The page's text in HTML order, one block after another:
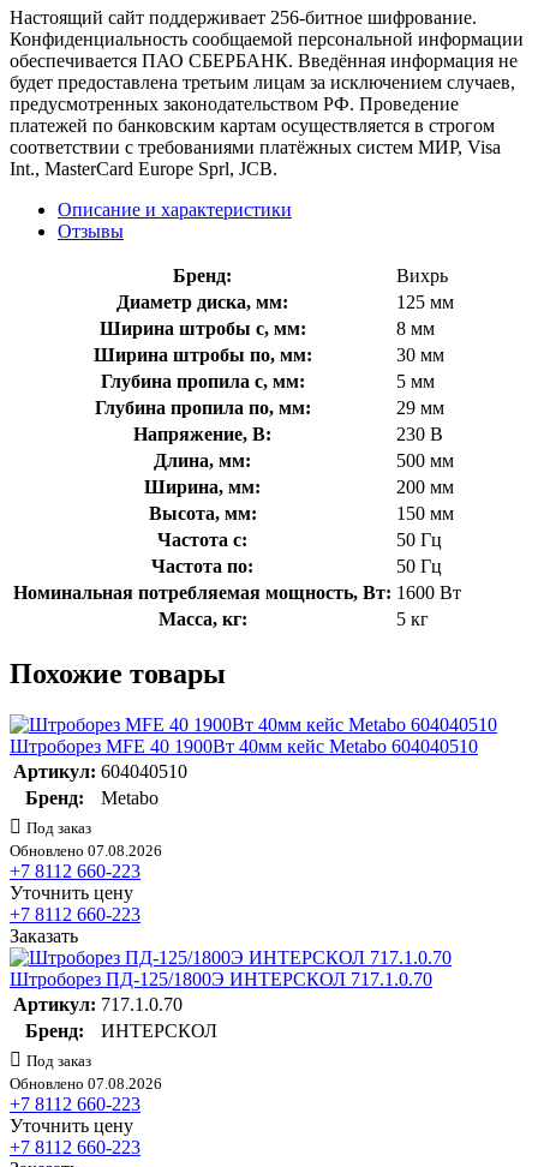
Настоящий сайт поддерживает 256-битное шифрование.
Конфиденциальность сообщаемой персональной информации
обеспечивается ПАО СБЕРБАНК. Введённая информация не
будет предоставлена третьим лицам за исключением случаев,
предусмотренных законодательством РФ. Проведение
платежей по банковским картам осуществляется в строгом
соответствии с требованиями платёжных систем МИР, Visa
Int., MasterCard Europe Sprl, JCB.
Описание и характеристики
Отзывы
Бренд:
Вихрь
Диаметр диска, мм:
125 мм
Ширина штробы с, мм:
8 мм
Ширина штробы по, мм:
30 мм
Глубина пропила с, мм:
5 мм
Глубина пропила по, мм:
29 мм
Напряжение, В:
230 В
Длина, мм:
500 мм
Ширина, мм:
200 мм
Высота, мм:
150 мм
Частота с:
50 Гц
Частота по:
50 Гц
Номинальная потребляемая мощность, Вт: 1600 Вт
Масса, кг:
5 кг
Похожие товары
Штроборез MFE 40 1900Вт 40мм кейс Metabo 604040510
Артикул: 604040510
Бренд:
Metabo
Под заказ
Обновлено 07.08.2026
+7 8112 660-223
Уточнить цену
+7 8112 660-223
Заказать
Штроборез ПД-125/1800Э ИНТЕРСКОЛ 717.1.0.70
Артикул: 717.1.0.70
Бренд:
ИНТЕРСКОЛ
Под заказ
Обновлено 07.08.2026
+7 8112 660-223
Уточнить цену
+7 8112 660-223